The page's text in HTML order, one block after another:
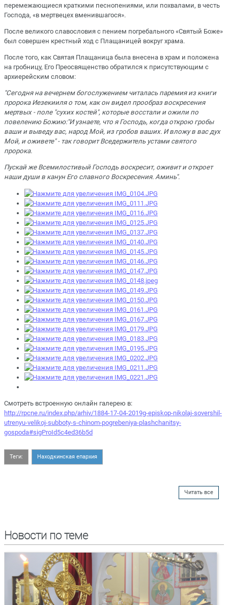
перемежающиеся краткими песнопениями, или похвалами, в честь
Господа, «в мертвецех вменившагося».
После великого славословия с пением погребального «Святый Боже»
был совершен крестный ход с Плащаницей вокруг храма.
После того, как Святая Плащаница была внесена в храм и положена
на гробницу, Его Преосвященство обратился к присутствующим с
архиерейским словом:
"Сегодня на вечернем богослужением читалась паремия из книги
пророка Иезекииля о том, как он видел прообраз воскресения
мертвых - поле "сухих костей", которые восстали и ожили по
повелению Божию:"И узнаете, что я Господь, когда открою гробы
ваши и выведу вас, народ Мой, из гробов ваших. И вложу в вас дух
Мой, и оживете" - так говорит Вседержитель устами святого
пророка.
Пускай же Всемилостивый Господь воскресит, оживит и откроет
наши души в канун Его славного Воскресения. Аминь".
Смотреть встроенную онлайн галерею в:
http://rpcne.ru/index.php/arhiv/1884-17-04-2019g-episkop-nikolaj-sovershil-
utrenyu-velikoj-subboty-s-chinom-pogrebeniya-plashchanitsy-
gospoda#sigProId5c4ed36b5d
Теги: Находкинская епархия
Читать все
Новости по теме